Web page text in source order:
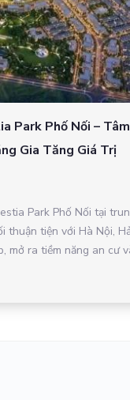
Park Phố Nối – Tâm
Gia Tăng Giá Trị
Park Phố Nối tại
thuận tiện với Hà Nội,
mở ra tiềm năng an cư